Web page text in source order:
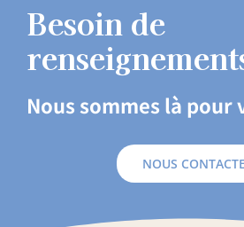
Besoin de
Nous sommes là pour
NOUS